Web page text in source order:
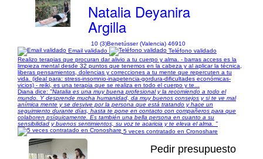
Natalia Deyanira
Argilla
10 (3)Benetússer (Valencia) 46910
Email validado
Teléfono validado
Realizo terapias que procuran dar alivio a tu cuerpo y alma. - barras access es la
limpieza mental desde 32 puntos que tenemos en la cabeza y al aplicar la técnica,
liberas pensamientos, dolencias y correcciones a tu mente que repercuten a tu
vida. (ideal para: stress-insomnio-inapetencia-gordura-dificultades económicas-
vicios) - reiki, es una terapia que se realiza en todo el cuerpo y te...
Diana dice: "Natalia es una muy buena profesional y la recomiendo a todo el
mundo. Y desprende mucha humanidad, da muy buenos consejos y si te ve mal
anímica mente y se desvive por la persona que está tratando y hace un
seguimiento durante días, hasta te pone en contacto con compañeros para que
colaboren psíquicamente. Es también una bella persona en cuanto a su
sensibilidad y buenos sentimientos, su voz te acaricia y te eleva el alma. "
5 veces contratado en Cronoshare
Pedir presupuesto